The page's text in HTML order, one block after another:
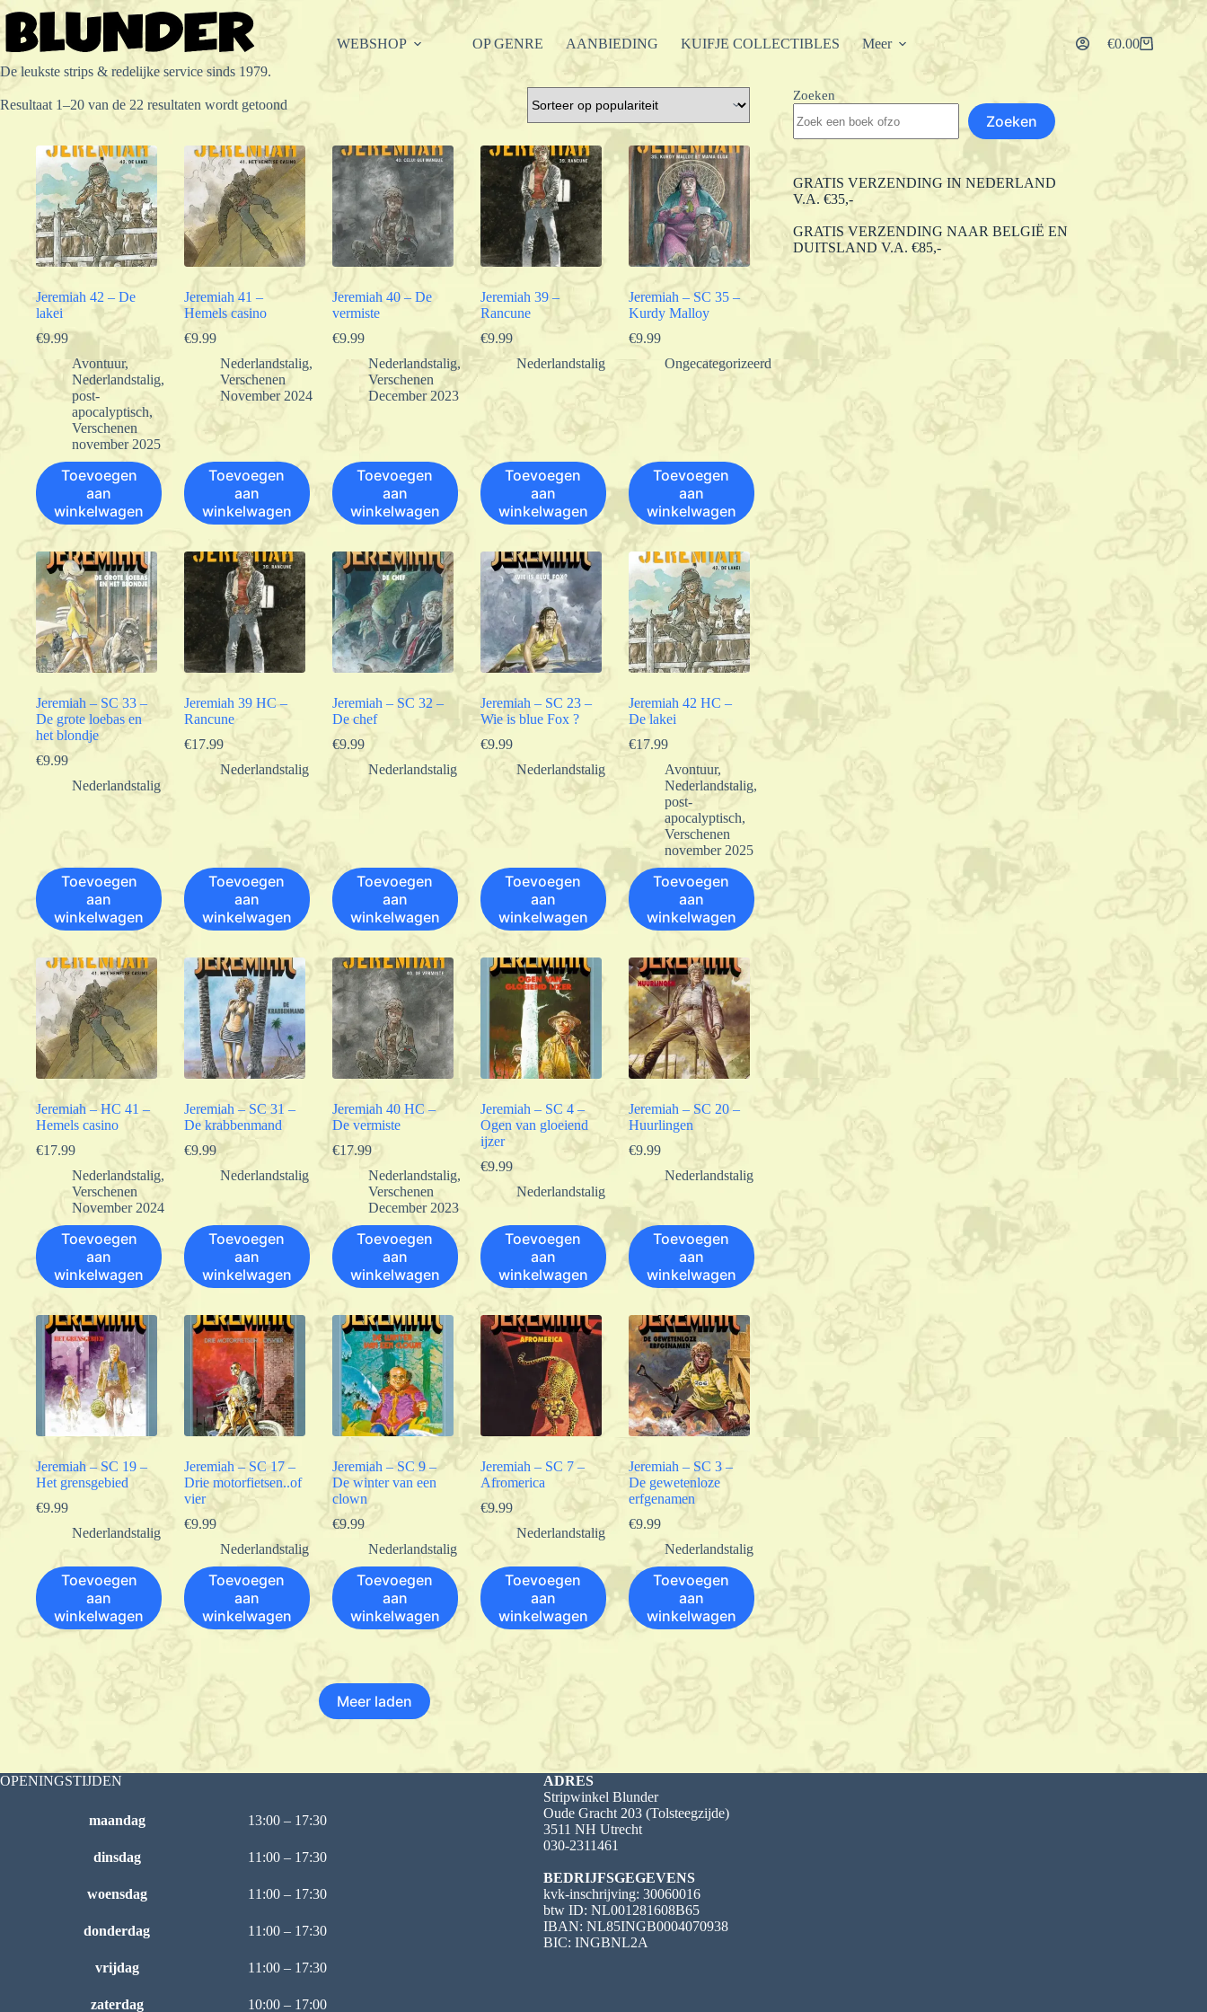
Ga
naar
inhoud
De leukste strips & redelijke service sinds 1979.
WEBSHOP OP GENRE AANBIEDING KUIFJE COLLECTIBLES Meer Winkelwagen
€0.00
Resultaat 1–20 van de 22 resultaten wordt getoond
op
Jeremiah 42 – De
lakei
€9.99
Avontuur,
Nederlandstalig,
post-
apocalyptisch,
Verschenen
november 2025
Toevoegen
aan
winkelwagen
Jeremiah 41 –
Hemels casino
€9.99
Nederlandstalig,
Verschenen
November 2024
Toevoegen
aan
winkelwagen
Jeremiah 40 – De
vermiste
€9.99
Nederlandstalig,
Verschenen
December 2023
Toevoegen
aan
winkelwagen
Jeremiah 39 –
Rancune
€9.99
Nederlandstalig
Toevoegen
aan
winkelwagen
Jeremiah – SC 35 –
Kurdy Malloy
€9.99
Ongecategorizeerd
Toevoegen
aan
winkelwagen
Jeremiah – SC 33 –
De grote loebas en
het blondje
€9.99
Nederlandstalig
Toevoegen
aan
winkelwagen
Jeremiah 39 HC –
Rancune
€17.99
Nederlandstalig
Toevoegen
aan
winkelwagen
Jeremiah – SC 32 –
De chef
€9.99
Nederlandstalig
Toevoegen
aan
winkelwagen
Jeremiah – SC 23 –
Wie is blue Fox ?
€9.99
Nederlandstalig
Toevoegen
aan
winkelwagen
Jeremiah 42 HC –
De lakei
€17.99
Avontuur,
Nederlandstalig,
post-
apocalyptisch,
Verschenen
november 2025
Toevoegen
aan
winkelwagen
Jeremiah – HC 41 –
Hemels casino
€17.99
Nederlandstalig,
Verschenen
November 2024
Toevoegen
aan
winkelwagen
Jeremiah – SC 31 –
De krabbenmand
€9.99
Nederlandstalig
Toevoegen
aan
winkelwagen
Jeremiah 40 HC –
De vermiste
€17.99
Nederlandstalig,
Verschenen
December 2023
Toevoegen
aan
winkelwagen
Jeremiah – SC 4 –
Ogen van gloeiend
ijzer
€9.99
Nederlandstalig
Toevoegen
aan
winkelwagen
Jeremiah – SC 20 –
Huurlingen
€9.99
Nederlandstalig
Toevoegen
aan
winkelwagen
Jeremiah – SC 19 –
Het grensgebied
€9.99
Nederlandstalig
Toevoegen
aan
winkelwagen
Jeremiah – SC 17 –
Drie motorfietsen..of
vier
€9.99
Nederlandstalig
Toevoegen
aan
winkelwagen
Jeremiah – SC 9 –
De winter van een
clown
€9.99
Nederlandstalig
Toevoegen
aan
winkelwagen
Jeremiah – SC 7 –
Afromerica
€9.99
Nederlandstalig
Toevoegen
aan
winkelwagen
Jeremiah – SC 3 –
De gewetenloze
erfgenamen
€9.99
Nederlandstalig
Toevoegen
aan
winkelwagen
Meer laden
Zoeken
Zoeken
GRATIS VERZENDING IN NEDERLAND
V.A. €35,-
GRATIS VERZENDING NAAR BELGIË EN
DUITSLAND V.A. €85,-
OPENINGSTIJDEN
maandag 13:00 – 17:30
dinsdag 11:00 – 17:30
woensdag 11:00 – 17:30
donderdag 11:00 – 17:30
vrijdag 11:00 – 17:30
zaterdag 10:00 – 17:00
ADRES
Stripwinkel Blunder
Oude Gracht 203 (Tolsteegzijde)
3511 NH Utrecht
030-2311461
BEDRIJFSGEGEVENS
kvk-inschrijving: 30060016
btw ID: NL001281608B65
IBAN: NL85INGB0004070938
BIC: INGBNL2A